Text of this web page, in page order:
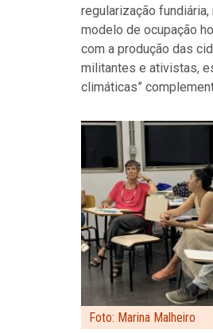
regularização
modelo de ocupação
com a produção das
militantes e ativistas,
climáticas”
Foto: Marina Malheiro